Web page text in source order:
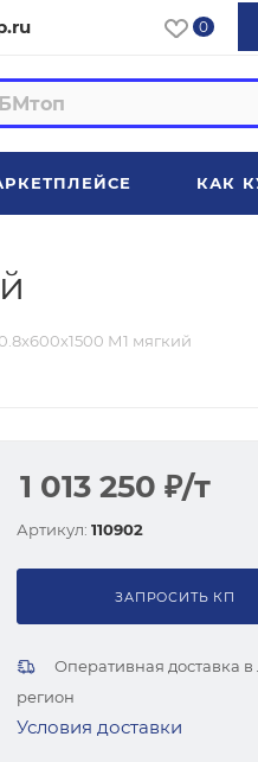
0
КАК
М1 мягкий
1 013 250 ₽/т
Артикул: 110902
ЗАПРОСИТЬ КП
Оперативная доставка
регион
Условия доставки